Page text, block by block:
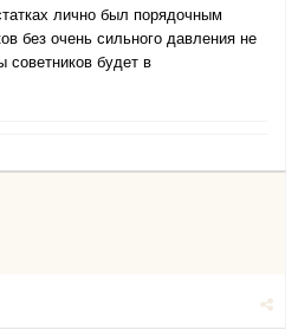
лично был порядочным
без очень сильного давления не
советников будет в